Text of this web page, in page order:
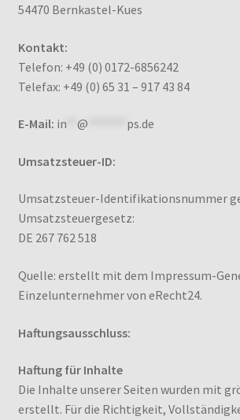
Gotteslob alt / neu
Impressum
Kasse
Über uns
Warenkorb
54470 Bernkastel-Kues
Kontakt:
Telefon: +49 (0) 0172-6856242
Telefax: +49 (0) 65 31 – 917 43 84
E-Mail: in** @ ps.de
Umsatzsteuer-ID:
Umsatzsteuer-Identifikationsnummer
Umsatzsteuergesetz:
DE 267 762 518
Quelle: erstellt mit dem Impressum-
Einzelunternehmer von eRecht24.
Haftungsausschluss:
Haftung für Inhalte
Die Inhalte unserer Seiten wurden mit
erstellt. Für die Richtigkeit,